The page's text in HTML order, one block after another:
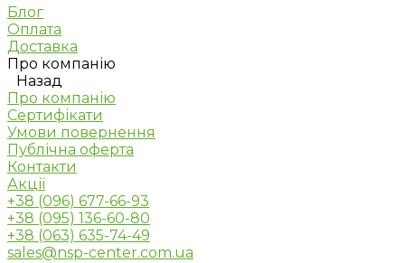
Блог
Оплата
Доставка
Про компанію
Назад
Про компанію
Сертифікати
Умови повернення
Публічна оферта
Контакти
Акції
+38 (096) 677-66-93
+38 (095) 136-60-80
+38 (063) 635-74-49
sales@nsp-center.com.ua